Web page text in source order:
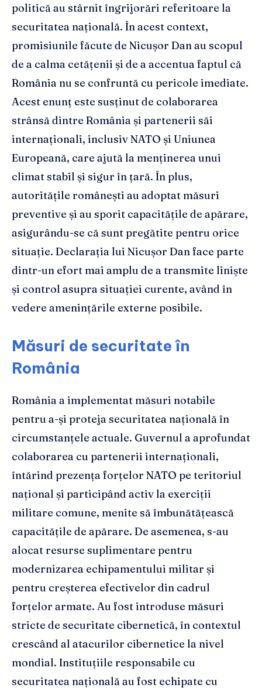
politică au stârnit îngrijorări referitoare la
securitatea națională. În acest context,
promisiunile făcute de Nicușor Dan au scopul
de a calma cetățenii și de a accentua faptul că
România nu se confruntă cu pericole imediate.
Acest enunț este susținut de colaborarea
strânsă dintre România și partenerii săi
internaționali, inclusiv NATO și Uniunea
Europeană, care ajută la menținerea unui
climat stabil și sigur în țară. În plus,
autoritățile românești au adoptat măsuri
preventive și au sporit capacitățile de apărare,
asigurându-se că sunt pregătite pentru orice
situație. Declarația lui Nicușor Dan face parte
dintr-un efort mai amplu de a transmite liniște
și control asupra situației curente, având în
vedere amenințările externe posibile.
Măsuri de securitate în
România
România a implementat măsuri notabile
pentru a-și proteja securitatea națională în
circumstanțele actuale. Guvernul a aprofundat
colaborarea cu partenerii internaționali,
întărind prezența forțelor NATO pe teritoriul
național și participând activ la exerciții
militare comune, menite să îmbunătățească
capacitățile de apărare. De asemenea, s-au
alocat resurse suplimentare pentru
modernizarea echipamentului militar și
pentru creșterea efectivelor din cadrul
forțelor armate. Au fost introduse măsuri
stricte de securitate cibernetică, în contextul
crescând al atacurilor cibernetice la nivel
mondial. Instituțiile responsabile cu
securitatea națională au fost echipate cu